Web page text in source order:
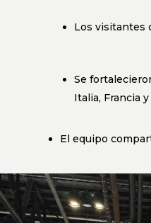
Los visitantes
Se
Italia, Francia
El equipo